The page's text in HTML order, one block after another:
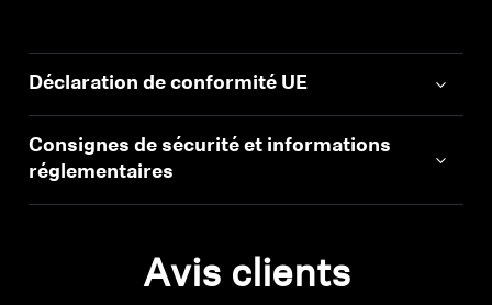
Pièces et accessoires AMBEO
Explorer
Déclaration de conformité UE
Consignes de sécurité et informations
réglementaires
Avis clients